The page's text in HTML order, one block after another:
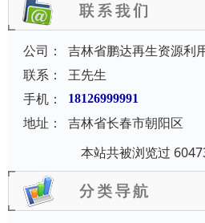
公司：
吉林省鹏达再生资源利
联系：
王先生
手机：
18126999991
地址：
吉林省长春市朝阳区
本站共被浏览过